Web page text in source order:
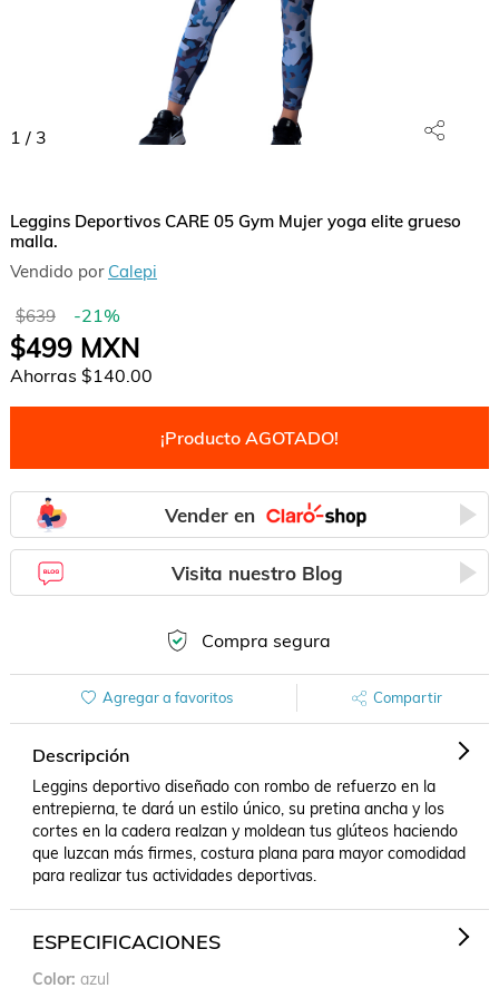
1 / 3
Leggins Deportivos CARE 05 Gym Mujer yoga elite grueso
malla.
Vendido por Calepi
$639 -21%
$499MXN
Ahorras $140.00
¡Producto AGOTADO!
Vender en
Visita nuestro Blog
Compra segura
Agregar a favoritos Compartir
Descripción
Leggins deportivo diseñado con rombo de refuerzo en la
entrepierna, te dará un estilo único, su pretina ancha y los
cortes en la cadera realzan y moldean tus glúteos haciendo
que luzcan más firmes, costura plana para mayor comodidad
para realizar tus actividades deportivas.
ESPECIFICACIONES
Color azul